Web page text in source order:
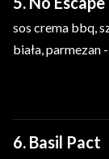
sos crema bbq,
biała, parmezan
6. Basil Pact